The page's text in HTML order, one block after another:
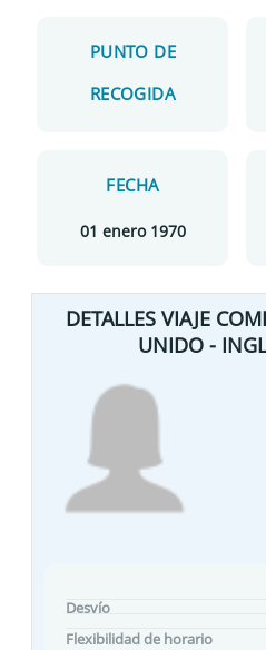
PUNTO DE
RECOGIDA
FECHA
01 enero 1970
DETALLES VIAJE
UNIDO -
Desvío
Flexibilidad de horario